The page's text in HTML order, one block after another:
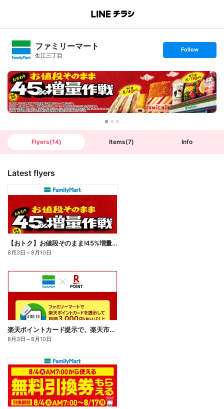
B
n
T
ファミリーマート
生江三丁目
s
t
o
l
l
o
w
Follow
Flyers(14) Items(7) Info
Latest flyers
【おトク】お値段そのまま!45%増量作戦!
8月3日 ～8月10日
楽天ポイントカード提示で、楽天市場でのお買い物がおトクに!
8月3日 ～8月10日